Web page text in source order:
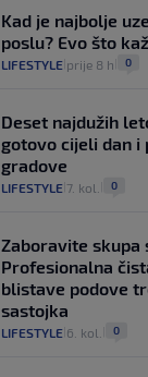
Kad je najbolje
poslu? Evo što
LIFESTYLE prije 8 h 0
Deset najdužih
gotovo cijeli dan i
gradove
LIFESTYLE 7. kol. 0
Zaboravite skupa
Profesionalna
blistave podove
sastojka
LIFESTYLE 6. kol. 0